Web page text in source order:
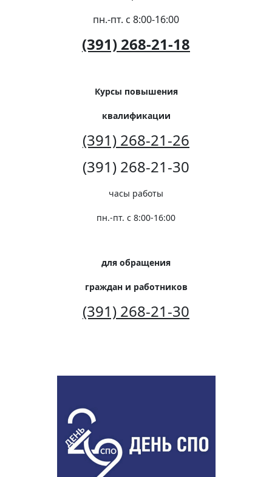
пн.-пт. с 8:00-16:00
(391) 268-21-18
Курсы повышения
квалификации
(391) 268-21-26
(391) 268-21-30
часы работы
пн.-пт. с 8:00-16:00
для обращения
граждан и работников
(391) 268-21-30